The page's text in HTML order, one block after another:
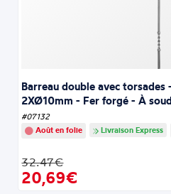
Barreau double avec
2XØ10mm - Fer forgé - À
#07132
Août en folie
Livraison Express
32.47€
20,69€